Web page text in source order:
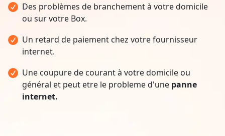
Des problèmes de branchement à votre domicile
ou sur votre Box.
Un retard de paiement chez votre fournisseur
internet.
Une coupure de courant à votre domicile ou
général et peut etre le probleme d'une panne
internet.